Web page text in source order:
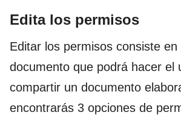
Edita los permisos
Editar los permisos consiste en
documento que podrá hacer el
compartir un documento
encontrarás 3 opciones de